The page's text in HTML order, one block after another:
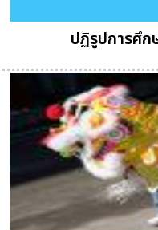
ปฏิรูปการศึก